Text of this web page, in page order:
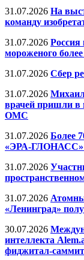
31.07.2026 На
команду
31.07.2026 Россия
мороженого
31.07.2026 Сбер
31.07.2026
врачей пришли в
ОМС
31.07.2026 Более
«ЭРА-ГЛОНАСС»
31.07.2026
31.07.2026
«Ленинград»
30.07.2026
интеллекта
фиджитал-